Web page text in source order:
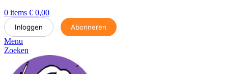
0 items € 0,00
Inloggen Abonneren
Menu
Zoeken